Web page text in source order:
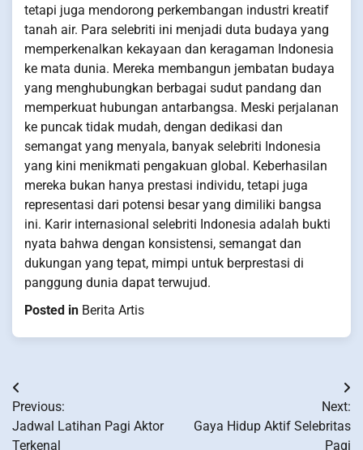
tetapi juga mendorong perkembangan industri kreatif
tanah air. Para selebriti ini menjadi duta budaya yang
memperkenalkan kekayaan dan keragaman Indonesia
ke mata dunia. Mereka membangun jembatan budaya
yang menghubungkan berbagai sudut pandang dan
memperkuat hubungan antarbangsa. Meski perjalanan
ke puncak tidak mudah, dengan dedikasi dan
semangat yang menyala, banyak selebriti Indonesia
yang kini menikmati pengakuan global. Keberhasilan
mereka bukan hanya prestasi individu, tetapi juga
representasi dari potensi besar yang dimiliki bangsa
ini. Karir internasional selebriti Indonesia adalah bukti
nyata bahwa dengan konsistensi, semangat dan
dukungan yang tepat, mimpi untuk berprestasi di
panggung dunia dapat terwujud.
Posted in Berita Artis
Post
navigation
Previous:
Jadwal Latihan Pagi Aktor
Terkenal
Next:
Gaya Hidup Aktif Selebritas
Pagi